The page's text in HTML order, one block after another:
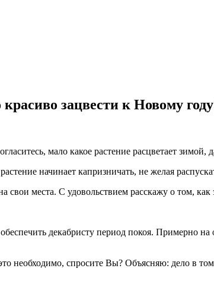
зацвести к Новому
мало какое растение расцветает
начинает капризничать, не желая
свои места. С удовольствием расскажу о том, как
декабристу период покоя. Примерно
необходимо, спросите Вы? Объясняю: дело в